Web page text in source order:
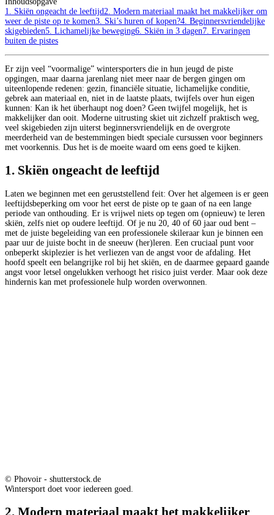
1. Skiën ongeacht de leeftijd 2. Modern materiaal maakt het makkelijker om
weer de piste op te komen3. Ski’s huren of kopen?4. Beginnersvriendelijke
skigebieden5. Lichamelijke beweging6. Skiën in 3 dagen7. Ervaringen
buiten de pistes
Er zijn veel “voormalige” wintersporters die in hun jeugd de piste
opgingen, maar daarna jarenlang niet meer naar de bergen gingen om
uiteenlopende redenen: gezin, financiële situatie, lichamelijke conditie,
gebrek aan materiaal en, niet in de laatste plaats, twijfels over hun eigen
kunnen: Kan ik het überhaupt nog doen? Geen twijfel mogelijk, het is
makkelijker dan ooit. Moderne uitrusting skiet uit zichzelf praktisch weg,
veel skigebieden zijn uiterst beginnersvriendelijk en de overgrote
meerderheid van de bestemmingen biedt speciale cursussen voor beginners
met voorkennis. Dus het is de moeite waard om eens goed te kijken.
1. Skiën ongeacht de leeftijd
Laten we beginnen met een geruststellend feit: Over het algemeen is er geen
leeftijdsbeperking om voor het eerst de piste op te gaan of na een lange
periode van onthouding. Er is vrijwel niets op tegen om (opnieuw) te leren
skiën, zelfs niet op oudere leeftijd. Of je nu 20, 40 of 60 jaar oud bent –
met de juiste begeleiding van een professionele skileraar kun je binnen een
paar uur de juiste bocht in de sneeuw (her)leren. Een cruciaal punt voor
onbeperkt skiplezier is het verliezen van de angst voor de afdaling. Het
hoofd speelt een belangrijke rol bij het skiën, en de daarmee gepaard gaande
angst voor letsel ongelukken verhoogt het risico juist verder. Maar ook deze
hindernis kan met professionele hulp worden overwonnen.
© Phovoir - shutterstock.de
Wintersport doet voor iedereen goed.
2. Modern materiaal maakt het makkelijker